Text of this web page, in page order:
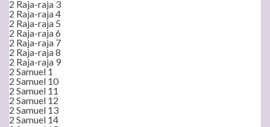
2 Raja-raja 3
2 Raja-raja 4
2 Raja-raja 5
2 Raja-raja 6
2 Raja-raja 7
2 Raja-raja 8
2 Raja-raja 9
2 Samuel 1
2 Samuel 10
2 Samuel 11
2 Samuel 12
2 Samuel 13
2 Samuel 14